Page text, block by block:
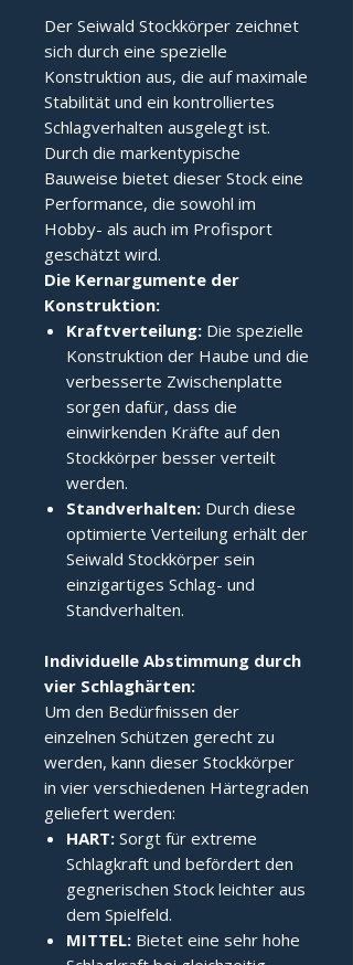
Der Seiwald Stockkörper zeichnet
sich durch eine spezielle
Konstruktion aus, die auf maximale
Stabilität und ein kontrolliertes
Schlagverhalten ausgelegt ist.
Durch die markentypische
Bauweise bietet dieser Stock eine
Performance, die sowohl im
Hobby- als auch im Profisport
geschätzt wird.
Die Kernargumente der
Konstruktion:
Kraftverteilung: Die spezielle
Konstruktion der Haube und die
verbesserte Zwischenplatte
sorgen dafür, dass die
einwirkenden Kräfte auf den
Stockkörper besser verteilt
werden.
Standverhalten: Durch diese
optimierte Verteilung erhält der
Seiwald Stockkörper sein
einzigartiges Schlag- und
Standverhalten.
Individuelle Abstimmung durch
vier Schlaghärten:
Um den Bedürfnissen der
einzelnen Schützen gerecht zu
werden, kann dieser Stockkörper
in vier verschiedenen Härtegraden
geliefert werden:
HART: Sorgt für extreme
Schlagkraft und befördert den
gegnerischen Stock leichter aus
dem Spielfeld.
MITTEL: Bietet eine sehr hohe